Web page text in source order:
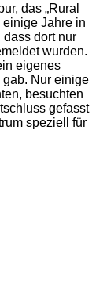
das „Rural
Jahre in
dass dort nur
wurden.
eigenes
Nur einige
besuchten
gefasst
speziell für